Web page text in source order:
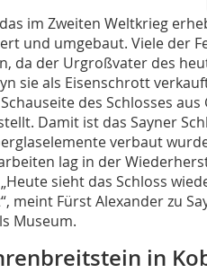
im Zweiten Weltkrieg
und umgebaut. Viele der
da der Urgroßvater des
sie als Eisenschrott
des Schlosses
Damit ist das Sayner
verbaut
lag in der
sieht das Schloss
meint Fürst Alexander zu
Museum.
in